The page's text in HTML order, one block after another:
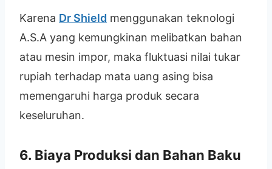
Karena Dr Shield menggunakan teknologi
A.S.A yang kemungkinan melibatkan bahan
atau mesin impor, maka fluktuasi nilai tukar
rupiah terhadap mata uang asing bisa
memengaruhi harga produk secara
keseluruhan.
6. Biaya Produksi dan Bahan Baku